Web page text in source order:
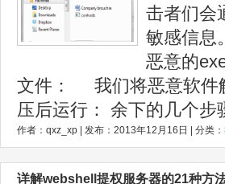
击者们会
敏感信息
恶意的
文件： 我们将恶意软件
压后运行： 余下的几个步
作者：qxz_xp | 发布：2013年12月16日 | 分类：
详解webshell提权服务器的21种方